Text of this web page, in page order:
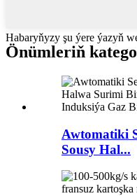
Habaryňyzy şu ýere ýazyň
Önümleriň
Awtomatiki
Sousy Hal...